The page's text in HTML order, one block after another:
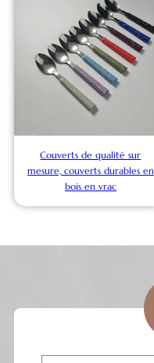
Couverts de qualité sur
mesure, couverts durables en
bois en vrac